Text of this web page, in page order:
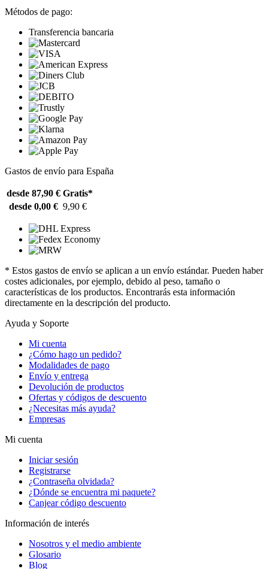
Métodos de pago:
Transferencia bancaria
Gastos de envío para España
desde 87,90 € Gratis*
desde 0,00 € 9,90 €
* Estos gastos de envío se aplican a un envío estándar. Pueden haber
costes adicionales, por ejemplo, debido al peso, tamaño o
características de los productos. Encontrarás esta información
directamente en la descripción del producto.
Ayuda y Soporte
Mi cuenta
¿Cómo hago un pedido?
Modalidades de pago
Envío y entrega
Devolución de productos
Ofertas y códigos de descuento
¿Necesitas más ayuda?
Empresas
Mi cuenta
Iniciar sesión
Registrarse
¿Contraseña olvidada?
¿Dónde se encuentra mi paquete?
Canjear código descuento
Información de interés
Nosotros y el medio ambiente
Glosario
Blog